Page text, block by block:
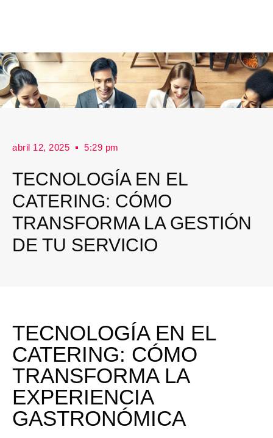
abril 12, 2025 5:29 pm
TECNOLOGÍA EN EL
CATERING: CÓMO
TRANSFORMA LA GESTIÓN
DE TU SERVICIO
TECNOLOGÍA EN EL
CATERING: CÓMO
TRANSFORMA LA
EXPERIENCIA
GASTRONÓMICA